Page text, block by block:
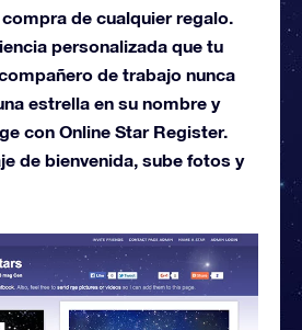
de cualquier regalo.
personalizada que tu
de trabajo nunca
estrella en su nombre y
con Online Star Register.
de bienvenida, sube fotos y